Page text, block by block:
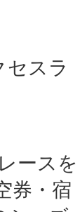
セスラ
ースを
券・宿